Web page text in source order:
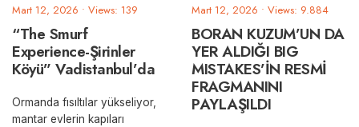
Mart 12, 2026 • Views: 139
“The Smurf
Experience-Şirinler
Köyü” Vadistanbul’da
Ormanda fısıltılar yükseliyor,
mantar evlerin kapıları
Mart 12, 2026 • Views: 9.884
BORAN KUZUM’UN DA
YER ALDIĞI BIG
MISTAKES’İN RESMİ
FRAGMANINI
PAYLAŞILDI